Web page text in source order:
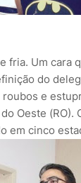
fria. Um cara
do
e
Oeste
em cinco